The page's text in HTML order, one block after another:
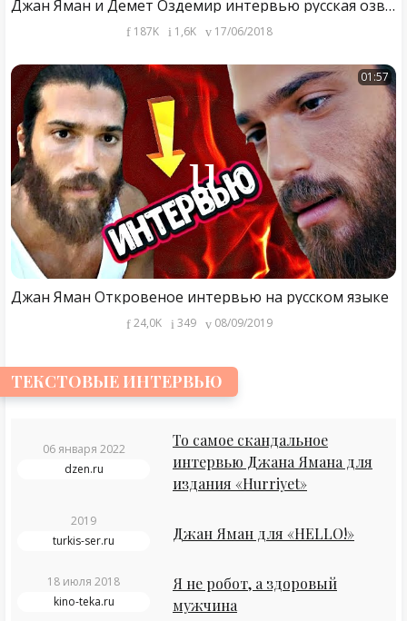
Джан Яман и Демет Оздемир интервью русская озвучка
187K 1,6K 17/06/2018
01:57
Джан Яман Откровеное интервью на русском языке
24,0K 349 08/09/2019
ТЕКСТОВЫЕ ИНТЕРВЬЮ
06 января 2022
dzen.ru
То самое скандальное
интервью Джана Ямана для
издания «Hurriyet»
2019
turkis-ser.ru
Джан Яман для «HELLO!»
18 июля 2018
kino-teka.ru
Я не робот, а здоровый
мужчина